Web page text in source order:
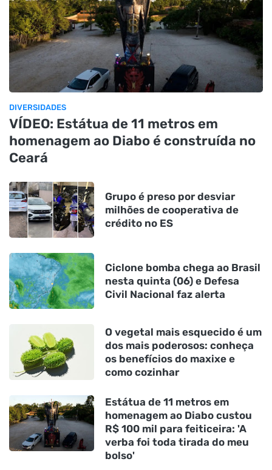
DIVERSIDADES
VÍDEO: Estátua de 11 metros em
homenagem ao Diabo é construída no
Ceará
Grupo é preso por desviar
milhões de cooperativa de
crédito no ES
Ciclone bomba chega ao Brasil
nesta quinta (06) e Defesa
Civil Nacional faz alerta
O vegetal mais esquecido é um
dos mais poderosos: conheça
os benefícios do maxixe e
como cozinhar
Estátua de 11 metros em
homenagem ao Diabo custou
R$ 100 mil para feiticeira: 'A
verba foi toda tirada do meu
bolso'